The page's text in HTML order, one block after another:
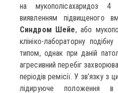
на мукополісахаридоз 4
виявленням підвищеного
Синдром Шейе, або
клініко-лабораторну
типом, однак при даній
агресивний перебіг
періодів ремісії. У зв’язку
лідируюче положення в